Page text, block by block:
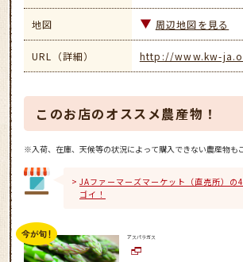
地図 周辺地図を見る
URL（詳細） http://www.kw-
このお店のオススメ農産物！
※入荷、在庫、天候等の状況によって購入できない農産物も
JAファーマーズマーケット（直売所）の
ゴイ！
アスパラガス